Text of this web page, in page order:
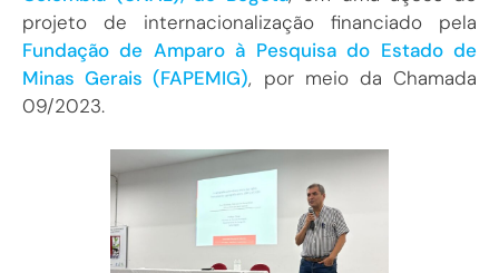
projeto de internacionalização financiado pela
Fundação de Amparo à Pesquisa do Estado de
Minas Gerais (FAPEMIG), por meio da Chamada
09/2023.